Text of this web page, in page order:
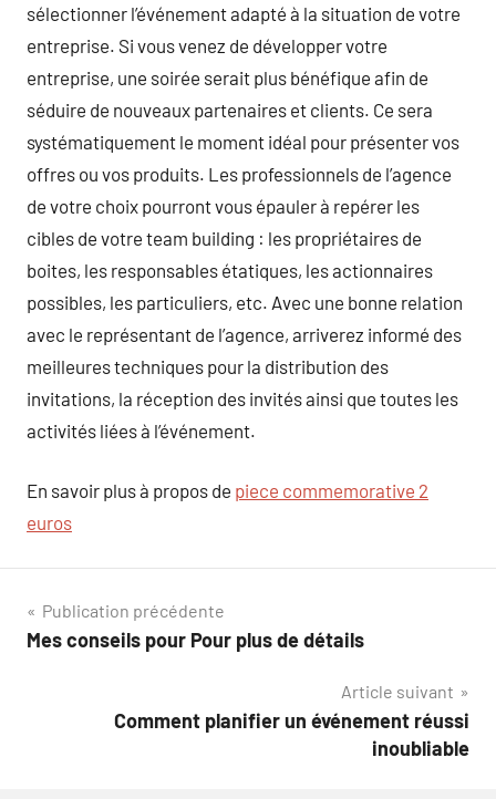
sélectionner l’événement adapté à la situation de votre
entreprise. Si vous venez de développer votre
entreprise, une soirée serait plus bénéfique afin de
séduire de nouveaux partenaires et clients. Ce sera
systématiquement le moment idéal pour présenter vos
offres ou vos produits. Les professionnels de l’agence
de votre choix pourront vous épauler à repérer les
cibles de votre team building : les propriétaires de
boites, les responsables étatiques, les actionnaires
possibles, les particuliers, etc. Avec une bonne relation
avec le représentant de l’agence, arriverez informé des
meilleures techniques pour la distribution des
invitations, la réception des invités ainsi que toutes les
activités liées à l’événement.
En savoir plus à propos de piece commemorative 2
euros
Navigation
de
Publication précédente
Mes conseils pour Pour plus de détails
Article suivant
Comment planifier un événement réussi
inoubliable